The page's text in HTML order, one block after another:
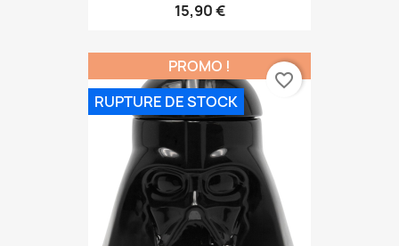
15,90 €
PROMO !
RUPTURE DE STOCK
favorite_border